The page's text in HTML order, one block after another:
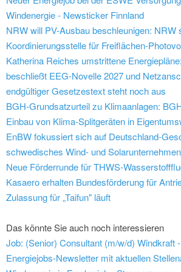
Windenergie - Newsticker Finnland
NRW will PV-Ausbau beschleunigen: NRW
Koordinierungsstelle für Freiflächen-
Katherina Reiches umstrittene
beschließt EEG-Novelle 2027 und
endgültiger Gesetzestext steht noch aus
BGH-Grundsatzurteil zu Klimaanlagen:
Einbau von Klima-Splitgeräten in
EnBW fokussiert sich auf Deutschland-
schwedisches Wind- und
Neue Förderrunde für THWS-
Kasaero erhalten Bundesförderung für
Zulassung für „Taifun" läuft
Das könnte Sie auch noch interessieren
Job: (Senior) Consultant (m/w/d) Windkraft
Energiejobs-Newsletter mit aktuellen